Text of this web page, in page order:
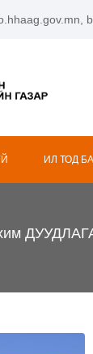
ИЛ ТОД